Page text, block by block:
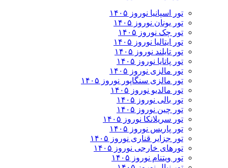
تور اسپانیا نوروز ۱۴۰۵
تور یونان نوروز ۱۴۰۵
تور چک نوروز ۱۴۰۵
تور ایتالیا نوروز ۱۴۰۵
تور تایلند نوروز ۱۴۰۵
تور پاتایا نوروز ۱۴۰۵
تور مالزی نوروز ۱۴۰۵
تور مالزی سنگاپور نوروز ۱۴۰۵
تور مالدیو نوروز ۱۴۰۵
تور بالی نوروز ۱۴۰۵
تور چين نوروز ۱۴۰۵
تور سریلانکا نوروز ۱۴۰۵
تور پاریس نوروز ۱۴۰۵
تور جزایر قناری نوروز ۱۴۰۵
تورهای خارجی نوروز ۱۴۰۵
تور ویتنام نوروز ۱۴۰۵